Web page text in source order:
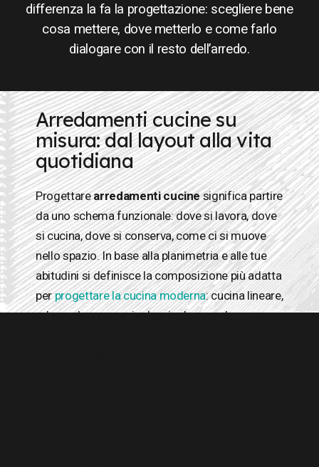
differenza la fa la progettazione: scegliere bene
cosa mettere, dove metterlo e come farlo
dialogare con il resto dell’arredo.
Arredamenti cucine su
misura: dal layout alla vita
quotidiana
Progettarearredamenti cucinesignifica partire
da uno schema funzionale: dove si lavora, dove
si cucina, dove si conserva, come ci si muove
nello spazio. In base alla planimetria e alle tue
abitudini si definisce la composizione più adatta
perprogettare la cucina moderna: cucina lineare,
ad angolo, con penisola o isola quando